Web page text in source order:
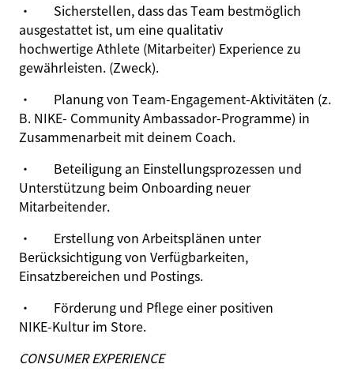
· Sicherstellen, dass das Team bestmöglich
ausgestattet ist, um eine qualitativ
hochwertige Athlete (Mitarbeiter) Experience zu
gewährleisten. (Zweck).
· Planung von Team‑Engagement‑Aktivitäten (z.
B. NIKE- Community Ambassador‑Programme) in
Zusammenarbeit mit deinem Coach.
· Beteiligung an Einstellungsprozessen und
Unterstützung beim Onboarding neuer
Mitarbeitender.
· Erstellung von Arbeitsplänen unter
Berücksichtigung von Verfügbarkeiten,
Einsatzbereichen und Postings.
· Förderung und Pflege einer positiven
NIKE‑Kultur im Store.
CONSUMER EXPERIENCE